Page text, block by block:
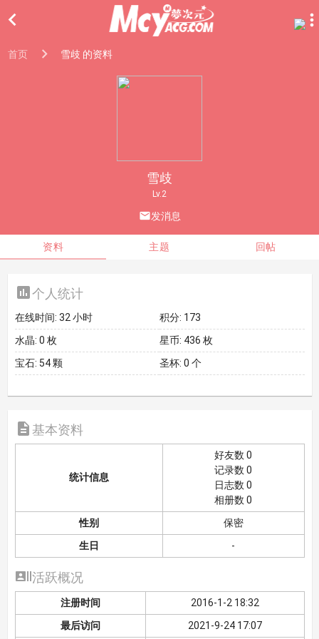

首页 雪歧 的资料
雪歧
Lv.2
发消息
资料 主题 回帖
个人统计
在线时间: 32 小时 积分: 173
水晶: 0 枚 星币: 436 枚
宝石: 54 颗 圣杯: 0 个
 基本资料
统计信息
好友数 0
记录数 0
日志数 0
相册数 0
性别
保密
生日
-
活跃概况
注册时间
2016-1-2 18:32
最后访问
2021-9-24 17:07